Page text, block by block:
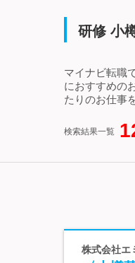
研修 小
マイナビ転職
におすすめの
たりのお仕事
検索結果一覧
株式会社